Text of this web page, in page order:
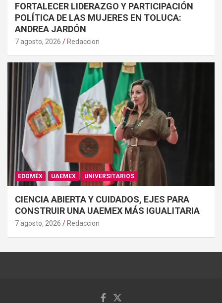
FORTALECER LIDERAZGO Y PARTICIPACIÓN
POLÍTICA DE LAS MUJERES EN TOLUCA:
ANDREA JARDÓN
7 agosto, 2026 Redaccion
EDOMÉX UAEMEX UNIVERSITARIOS
CIENCIA ABIERTA Y CUIDADOS, EJES PARA
CONSTRUIR UNA UAEMEX MÁS IGUALITARIA
7 agosto, 2026 Redaccion